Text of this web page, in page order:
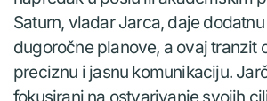
Saturn, vladar Jarca, daje
dugoročne planove, a ovaj tranzit
preciznu i jasnu komunikaciju.
fokusirani na ostvarivanje svojih